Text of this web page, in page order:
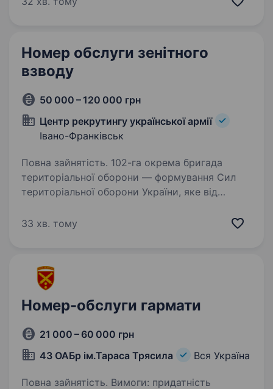
Номер обслуги зенітного
взводу
50 000 – 120 000 грн
Центр рекрутингу української армії
Івано-Франківськ
Повна зайнятість. 102-га окрема бригада
територіальної оборони — формування Сил
територіальної оборони України, яке від
виконує завдання з оборони територіальної
33 хв. тому
Номер-обслуги гармати
21 000 – 60 000 грн
43 ОАБр ім.Тараса Трясила
Вся Україна
Повна зайнятість. Вимоги: придатність